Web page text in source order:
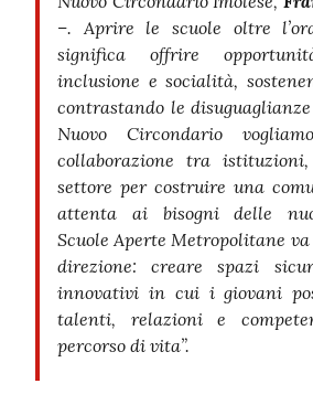
–. Aprire le scuole oltre
significa offrire
inclusione e socialità,
contrastando le
Nuovo Circondario
collaborazione tra
settore per costruire una
attenta ai bisogni delle
Scuole Aperte Metropolitane
direzione: creare spazi
innovativi in cui i giovani
talenti, relazioni e
percorso di vita”.